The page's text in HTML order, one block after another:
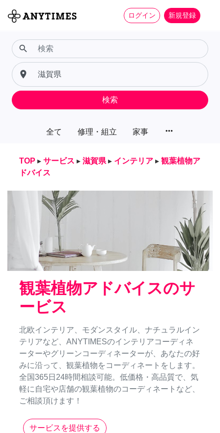
ログイン 新規登録
全て 修理・組立 家事 more_horiz
search
place
検索
TOP ▸ サービス ▸ 滋賀県 ▸ インテリア ▸ 観葉植物ア
ドバイス
観葉植物アドバイスのサ
ービス
北欧インテリア、モダンスタイル、ナチュラルイン
テリアなど、ANYTIMESのインテリアコーディネ
ーターやグリーンコーディネーターが、あなたの好
みに沿って、観葉植物をコーディネートをします。
全国365日24時間相談可能。低価格・高品質で、気
軽に自宅や店舗の観葉植物のコーディネートなど、
ご相談頂けます！
サービスを提供する